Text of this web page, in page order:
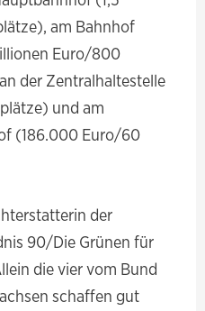
am Bahnhof
Euro/800
der Zentralhaltestelle
und am
(186.000 Euro/60
der
90/Die Grünen für
die vier vom Bund
schaffen gut